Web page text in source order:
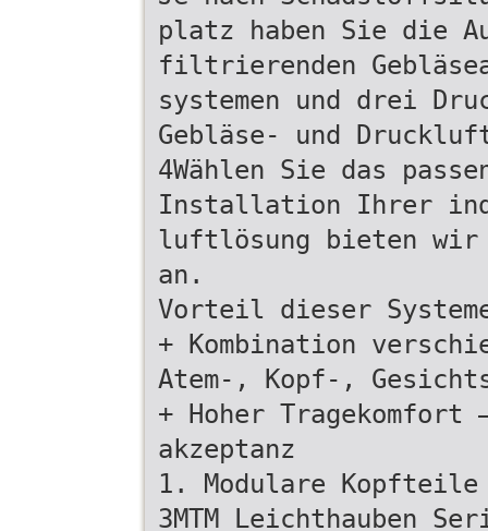
platz haben Sie die
filtrierenden
systemen und drei
Gebläse- und
4Wählen Sie das
Installation Ihrer
luftlösung bieten
an.
Vorteil dieser
+ Kombination
Atem-, Kopf-,
+ Hoher
akzeptanz
1. Modulare Kopfteile
3MTM Leichthauben